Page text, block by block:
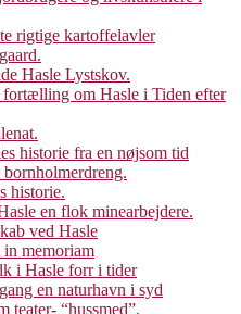
rigtige kartoffelavler
Hasle Lystskov.
om Hasle i Tiden efter
historie fra en nøjsom tid
historie.
en flok minearbejdere.
ved Hasle
memoriam
i Hasle forr i tider
en naturhavn i syd
teater- “hussmed”.